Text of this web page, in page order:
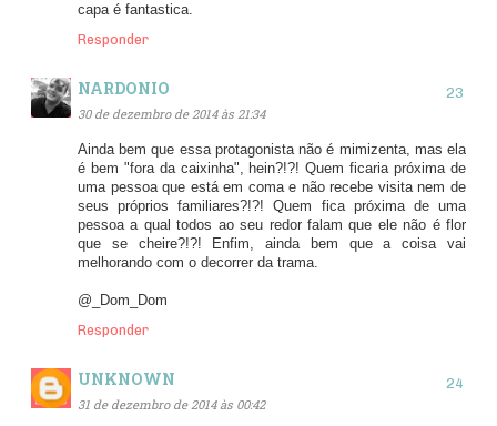
capa é fantastica.
Responder
NARDONIO
30 de dezembro de 2014 às 21:34
Ainda bem que essa protagonista não é mimizenta, mas ela
é bem "fora da caixinha", hein?!?! Quem ficaria próxima de
uma pessoa que está em coma e não recebe visita nem de
seus próprios familiares?!?! Quem fica próxima de uma
pessoa a qual todos ao seu redor falam que ele não é flor
que se cheire?!?! Enfim, ainda bem que a coisa vai
melhorando com o decorrer da trama.
@_Dom_Dom
Responder
UNKNOWN
31 de dezembro de 2014 às 00:42